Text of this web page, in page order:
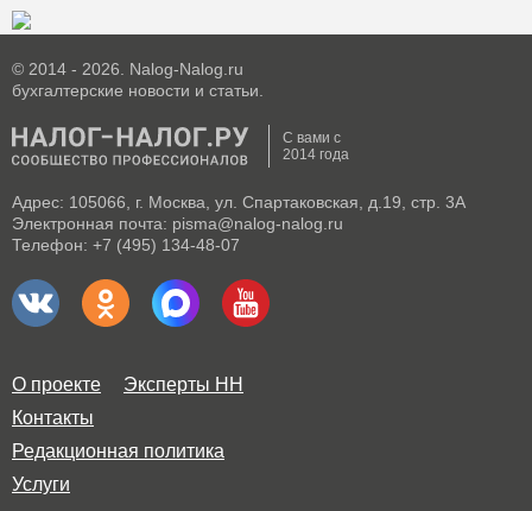
© 2014 - 2026. Nalog-Nalog.ru
бухгалтерские новости и статьи.
С вами с
2014 года
Адрес: 105066, г. Москва, ул. Спартаковская, д.19, стр. 3А
Электронная почта: pisma@nalog-nalog.ru
Телефон: +7 (495) 134-48-07
О проекте
Эксперты НН
Контакты
Редакционная политика
Услуги